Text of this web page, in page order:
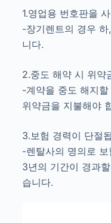
1.영업용 번호판을
-장기렌트의 경우
니다.
2.중도 해약 시 위약
-계약을 중도 해지
위약금을 지불해야
3.보험 경력이 단절
-렌탈사의 명의로
3년의 기간이 경과
습니다.